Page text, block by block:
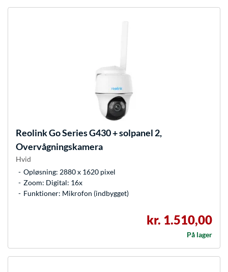
ReolinkGo Series G430 + solpanel 2,
Overvågningskamera
Hvid
Opløsning: 2880 x 1620 pixel
Zoom: Digital: 16x
Funktioner: Mikrofon (indbygget)
kr. 1.510,00
På lager